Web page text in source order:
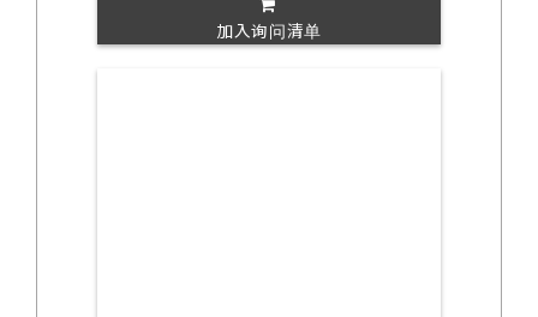
加入询问清单